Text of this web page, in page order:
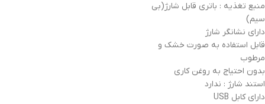
منبع تغذیه : باتری قابل شارژ(بی
سیم)
دارای نشانگر شارژ
قابل استفاده به صورت خشک و
مرطوب
بدون احتیاج به روغن کاری
استند شارژ : ندارد
دارای کابل USB